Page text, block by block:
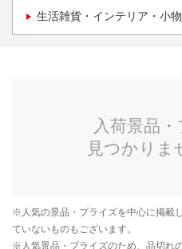
生活雑貨・インテリア・小物